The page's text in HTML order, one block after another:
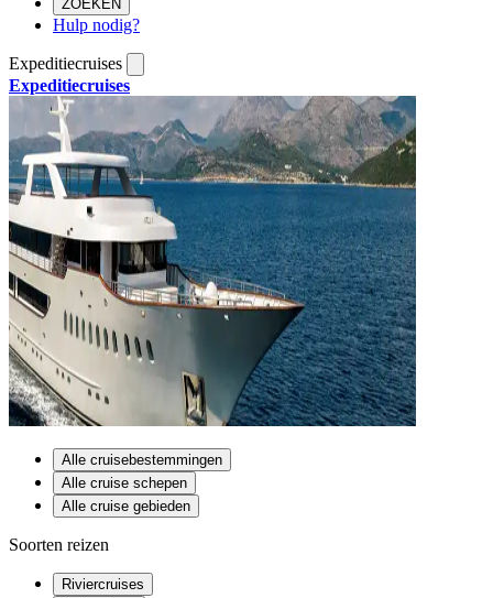
ZOEKEN
Hulp nodig?
Expeditiecruises
Expeditiecruises
Alle cruisebestemmingen
Alle cruise schepen
Alle cruise gebieden
Soorten reizen
Riviercruises